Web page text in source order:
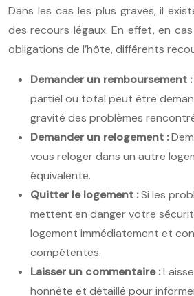
Dans les cas les plus graves, il
des recours légaux. En effet, en
obligations de l’hôte, différents
Demander un remboursement :
partiel ou total peut être
gravité des problèmes
Demander un relogement :
vous reloger dans un autre
équivalente.
Quitter le logement :Si les
mettent en danger votre
logement immédiatement et
compétentes.
Laisser un commentaire :
honnête et détaillé pour